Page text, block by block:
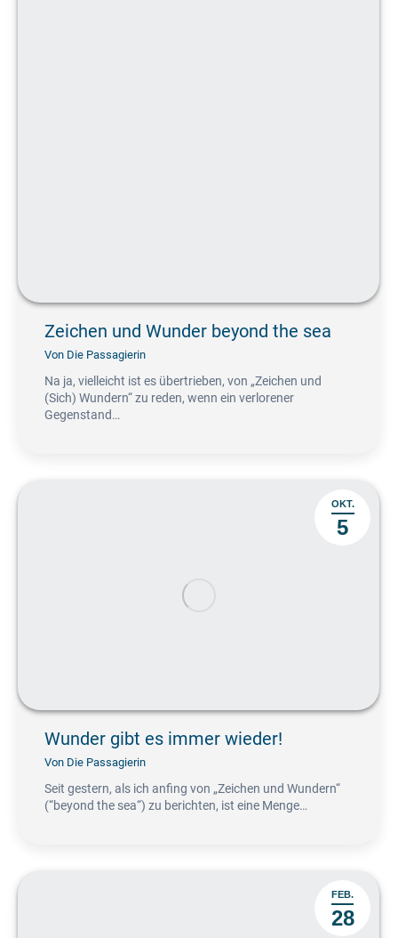
Zeichen und Wunder beyond the sea
Von Die Passagierin
Na ja, vielleicht ist es übertrieben, von „Zeichen und
(Sich) Wundern“ zu reden, wenn ein verlorener
Gegenstand…
OKT.
5
Wunder gibt es immer wieder!
Von Die Passagierin
Seit gestern, als ich anfing von „Zeichen und Wundern“
(“beyond the sea“) zu berichten, ist eine Menge…
FEB.
28